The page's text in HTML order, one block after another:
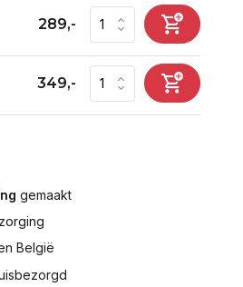
289,-
349,-
gemaakt
België